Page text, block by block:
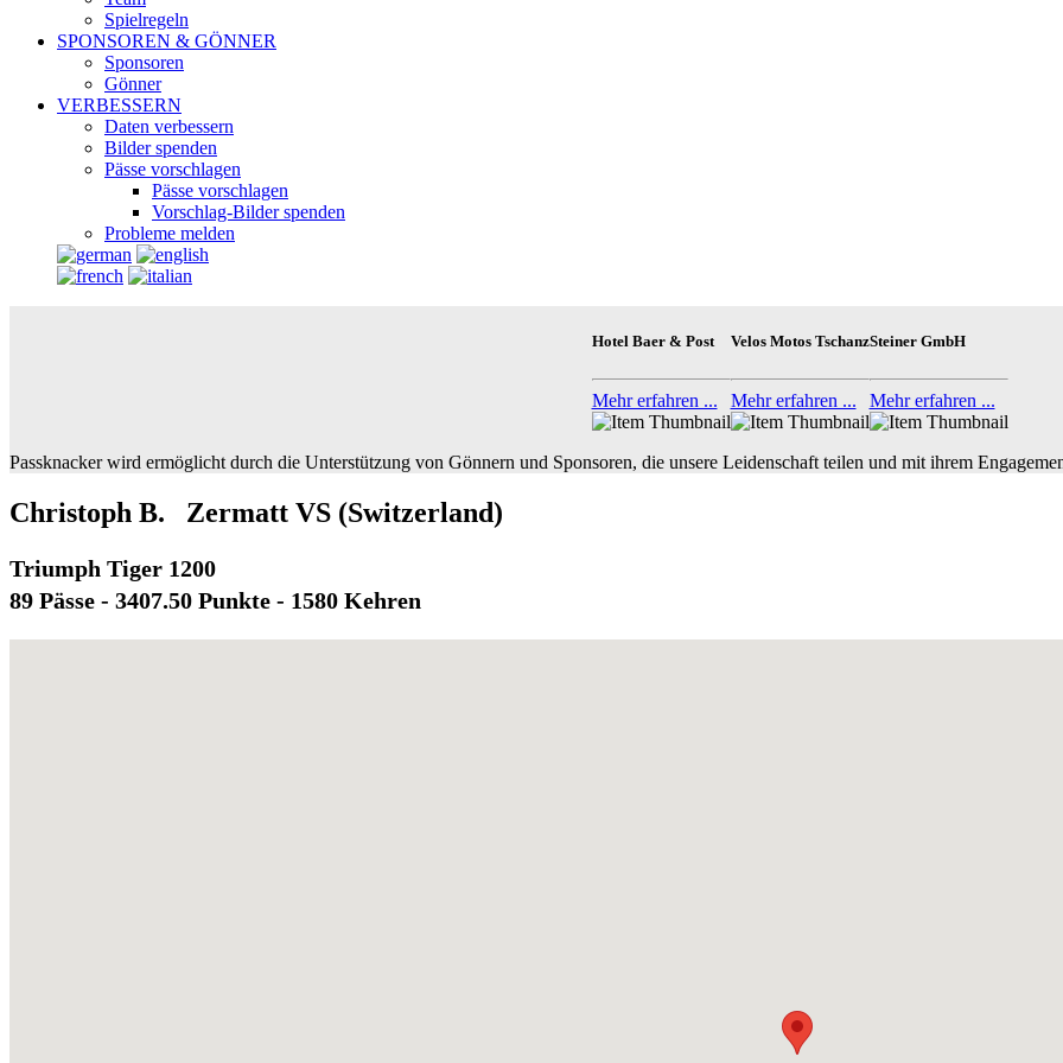
Spielregeln
SPONSOREN & GÖNNER
Sponsoren
Gönner
VERBESSERN
Daten verbessern
Bilder spenden
Pässe vorschlagen
Pässe vorschlagen
Vorschlag-Bilder spenden
Probleme melden
Hotel Baer & Post
Mehr erfahren ...
Velos Motos Tschanz
Mehr erfahren ...
Steiner GmbH
Mehr erfahren ...
Passknacker wird ermöglicht durch die Unterstützung von Gönnern und Sponsoren, die unsere Leidenschaft teilen und mit ihrem
Christoph B. Zermatt VS (Switzerland)
Triumph Tiger 1200
89 Pässe - 3407.50 Punkte - 1580 Kehren